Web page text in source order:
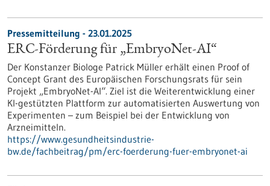
Pressemitteilung - 23.01.2025
ERC-Förderung für „EmbryoNet-AI“
Der Konstanzer Biologe Patrick Müller erhält einen Proof of
Concept Grant des Europäischen Forschungsrats für sein
Projekt „EmbryoNet-AI“. Ziel ist die Weiterentwicklung einer
KI-gestützten Plattform zur automatisierten Auswertung von
Experimenten – zum Beispiel bei der Entwicklung von
Arzneimitteln.
https://www.gesundheitsindustrie-
bw.de/fachbeitrag/pm/erc-foerderung-fuer-embryonet-ai